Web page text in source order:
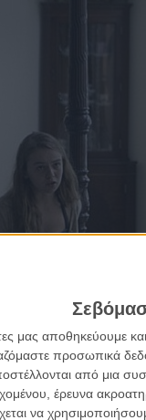
μας αποθηκεύουμε
προσωπικά
από μια
έρευνα
να
μετά η Ντέινα
κομμάτι μιας
τα βλέπεις όλα σινεμά...